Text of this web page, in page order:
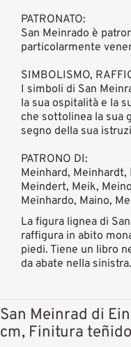
PATRONATO:
San Meinrado è
particolarmente
SIMBOLISMO,
I simboli di San
la sua ospitalità e la
che sottolinea la sua
segno della sua
PATRONO DI:
Meinhard, Meinhardt,
Meindert, Meik,
Meinhardo, Maino,
La figura lignea di
raffigura in abito
piedi. Tiene un libro
da abate nella sinistra.
San Meinrad di
cm, Finitura